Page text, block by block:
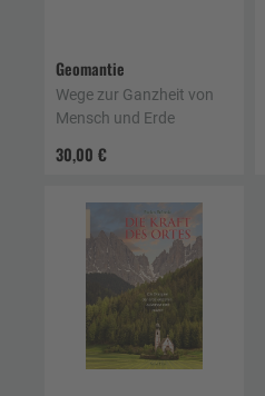
Geomantie
30,00 €
Wege zur Ganzheit von
Mensch und Erde